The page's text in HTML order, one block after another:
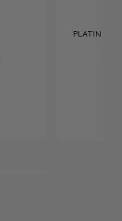
PLATINE